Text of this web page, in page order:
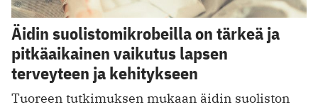
Äidin suolistomikrobeilla on tärkeä ja
pitkäaikainen vaikutus lapsen
terveyteen ja kehitykseen
Tuoreen tutkimuksen mukaan äidin suoliston